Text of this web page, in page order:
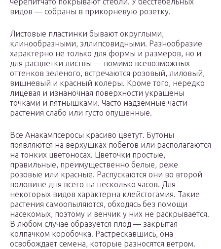
видов — собраны в прикорневую розетку.
Листовые пластинки бывают округлыми,
клинообразными, эллипсовидными. Разнообразие
характерно не только для формы и размеров, но и
для расцветки листвы — помимо всевозможных
оттенков зеленого, встречаются розовый, лиловый,
вишневый и красный колеры. Кроме того, нередко
лицевая и изнаночная поверхности украшены
точками и пятнышками. Часто надземные части
растения слабо или густо опушенные.
Все Анакампсеросы красиво цветут. Бутоны
появляются на верхушках побегов или располагаются
на тонких цветоносах. Цветочки простые,
правильные, преимущественно белые, реже
розовые или красные. Распускаются они во второй
половине дня всего на несколько часов. Для
некоторых видов характерна клейстогамия. Такие
растения самоопыляются, обходясь без помощи
насекомых, поэтому и венчик у них не раскрывается.
В любом случае образуется плод — закрытая
колпачком коробочка. Растрескавшись, она
освобождает семена, которые разносятся ветром.